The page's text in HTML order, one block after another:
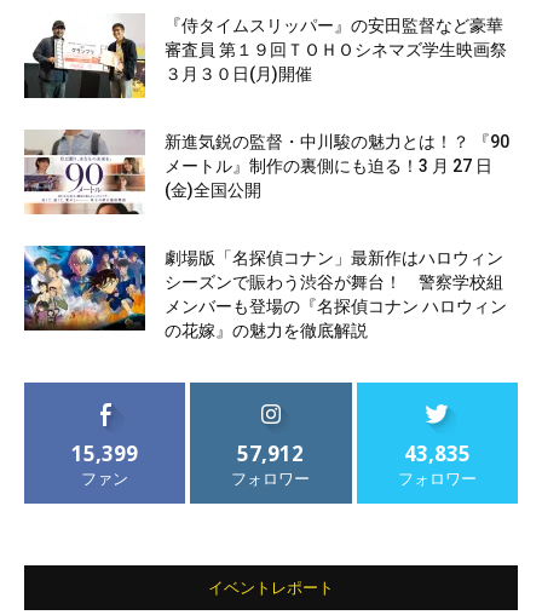
『侍タイムスリッパー』の安田監督など豪華
審査員 第１９回ＴＯＨＯシネマズ学生映画祭
３月３０日(月)開催
新進気鋭の監督・中川駿の魅力とは！？ 『90
メートル』制作の裏側にも迫る！3 月 27 日
(金)全国公開
劇場版「名探偵コナン」最新作はハロウィン
シーズンで賑わう渋谷が舞台！ 警察学校組
メンバーも登場の『名探偵コナン ハロウィン
の花嫁』の魅力を徹底解説
15,399
ファン
57,912
フォロワー
43,835
フォロワー
イベントレポート